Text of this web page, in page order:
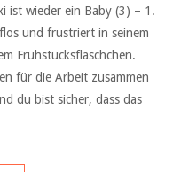
ist wieder ein Baby (3) – 1.
und frustriert in seinem
Frühstücksfläschchen.
für die Arbeit zusammen
du bist sicher, dass das